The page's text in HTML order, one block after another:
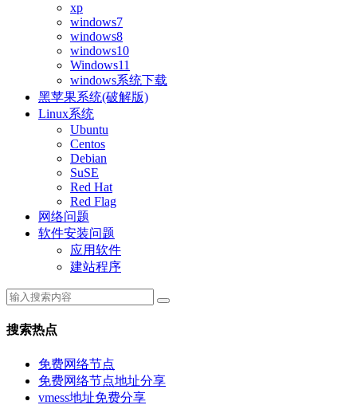
xp
windows7
windows8
windows10
Windows11
windows系统下载
黑苹果系统(破解版)
Linux系统
Ubuntu
Centos
Debian
SuSE
Red Hat
Red Flag
网络问题
软件安装问题
应用软件
建站程序
搜索热点
免费网络节点
免费网络节点地址分享
vmess地址免费分享